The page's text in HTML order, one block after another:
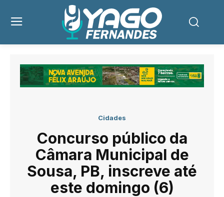
Cidades
Concurso público da
Câmara Municipal de
Sousa, PB, inscreve até
este domingo (6)